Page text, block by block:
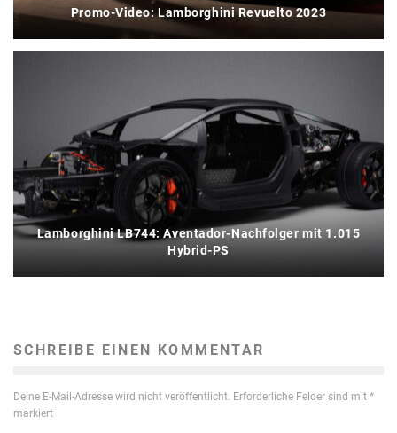
Promo-Video: Lamborghini Revuelto 2023
Lamborghini LB744: Aventador-Nachfolger mit 1.015
Hybrid-PS
SCHREIBE EINEN KOMMENTAR
Deine E-Mail-Adresse wird nicht veröffentlicht. Erforderliche Felder sind mit *
markiert